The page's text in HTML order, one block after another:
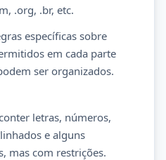
.org, .br, etc.
específicas sobre
em cada parte
ser organizados.
letras, números,
e alguns
mas com restrições.